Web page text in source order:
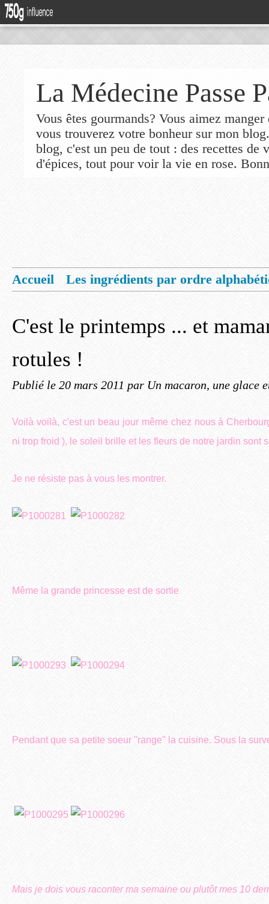
La Médecine Passe
Vous êtes gourmands? Vous aimez
vous trouverez votre bonheur sur mon
blog, c'est un peu de tout : des recettes de
d'épices, tout pour voir la vie en rose.
Accueil
Les ingrédients par ordre
C'est le printemps ... et
rotules !
Publié le 20 mars 2011 par Un macaron, une glace
Voilà voilà, c'est un beau jour même chez nous à
ni trop froid ), le soleil brille et les fleurs de notre jardin sont
Je ne résiste pas à vous les montrer.
Même la grande princesse est de sortie
Pendant que sa petite soeur "range" la cuisine. Sous la
Mais je dois vous raconter ma semaine ou plutôt mes 10